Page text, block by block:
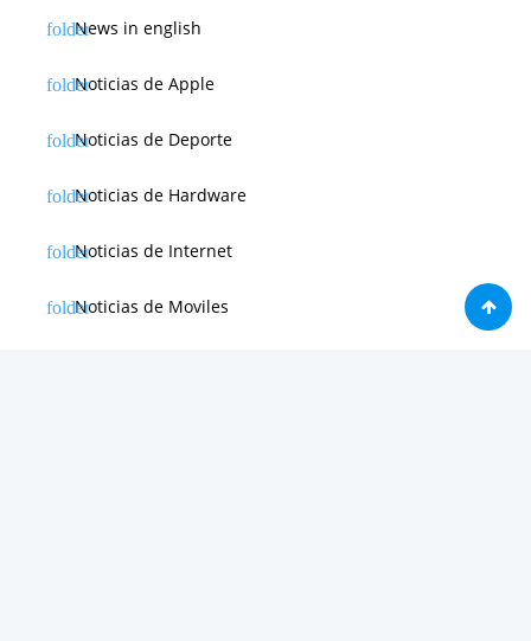
News in english
Noticias de Apple
Noticias de Deporte
Noticias de Hardware
Noticias de Internet
Noticias de Moviles